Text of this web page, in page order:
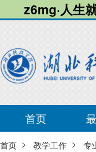
z6mg·人生
首页
首页 > 教学工作 > 专